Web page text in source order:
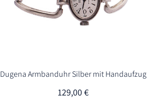
Dugena Armbanduhr Silber mit Handaufzug
129,00 €